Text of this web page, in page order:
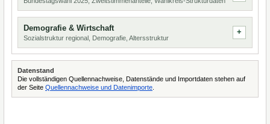
Demografie & Wirtschaft
Sozialstruktur regional, Demografie, Altersstruktur
Datenstand
Die vollständigen Quellennachweise, Datenstände und Importdaten stehen auf
der Seite Quellennachweise und Datenimporte